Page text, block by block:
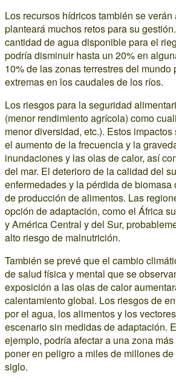
Los recursos hídricos también se
planteará muchos retos para su
cantidad de agua disponible para el
podría disminuir hasta un 20% en
10% de las zonas terrestres del
extremas en los caudales de los ríos.
Los riesgos para la seguridad
(menor rendimiento agrícola) como
menor diversidad, etc.). Estos
el aumento de la frecuencia y la
inundaciones y las olas de calor, así
del mar. El deterioro de la calidad del
enfermedades y la pérdida de
de producción de alimentos. Las
opción de adaptación, como el África
y América Central y del Sur,
alto riesgo de malnutrición.
También se prevé que el cambio
de salud física y mental que se
exposición a las olas de calor
calentamiento global. Los riesgos de
por el agua, los alimentos y los
escenario sin medidas de adaptación.
ejemplo, podría afectar a una zona
poner en peligro a miles de millones
siglo.